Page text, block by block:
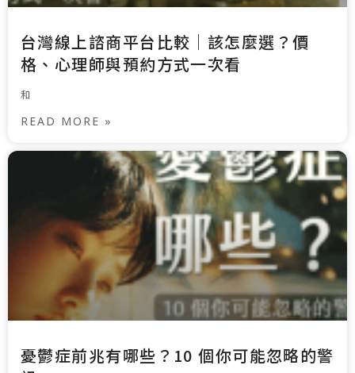
台灣線上諮商平台比較｜該怎麼選？價
格、心理師與預約方式一次看
和
READ MORE »
憂鬱症前兆有哪些？10 個你可能忽略的警